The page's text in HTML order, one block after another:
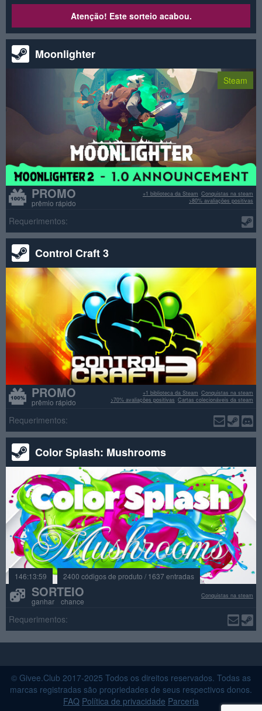
Atenção! Este sorteio acabou.
Moonlighter
Steam
PROMO
prêmio rápido
Conquistas na steam
+1 biblioteca da Steam
>80% avaliações positivas
Requerimentos:
Control Craft 3
PROMO
prêmio rápido
Conquistas na steam
+1 biblioteca da Steam
Cartas colecionáveis da steam
>70% avaliações positivas
Requerimentos:
Color Splash: Mushrooms
146:13:59 2400 códigos de produto / 1637 entradas
SORTEIO
ganhar chance
Conquistas na steam
Requerimentos:
© Givee.Club 2017-2025 Todos os direitos reservados. Todas as
marcas registradas são propriedades de seus respectivos donos.
FAQ Política de privacidade Parceria